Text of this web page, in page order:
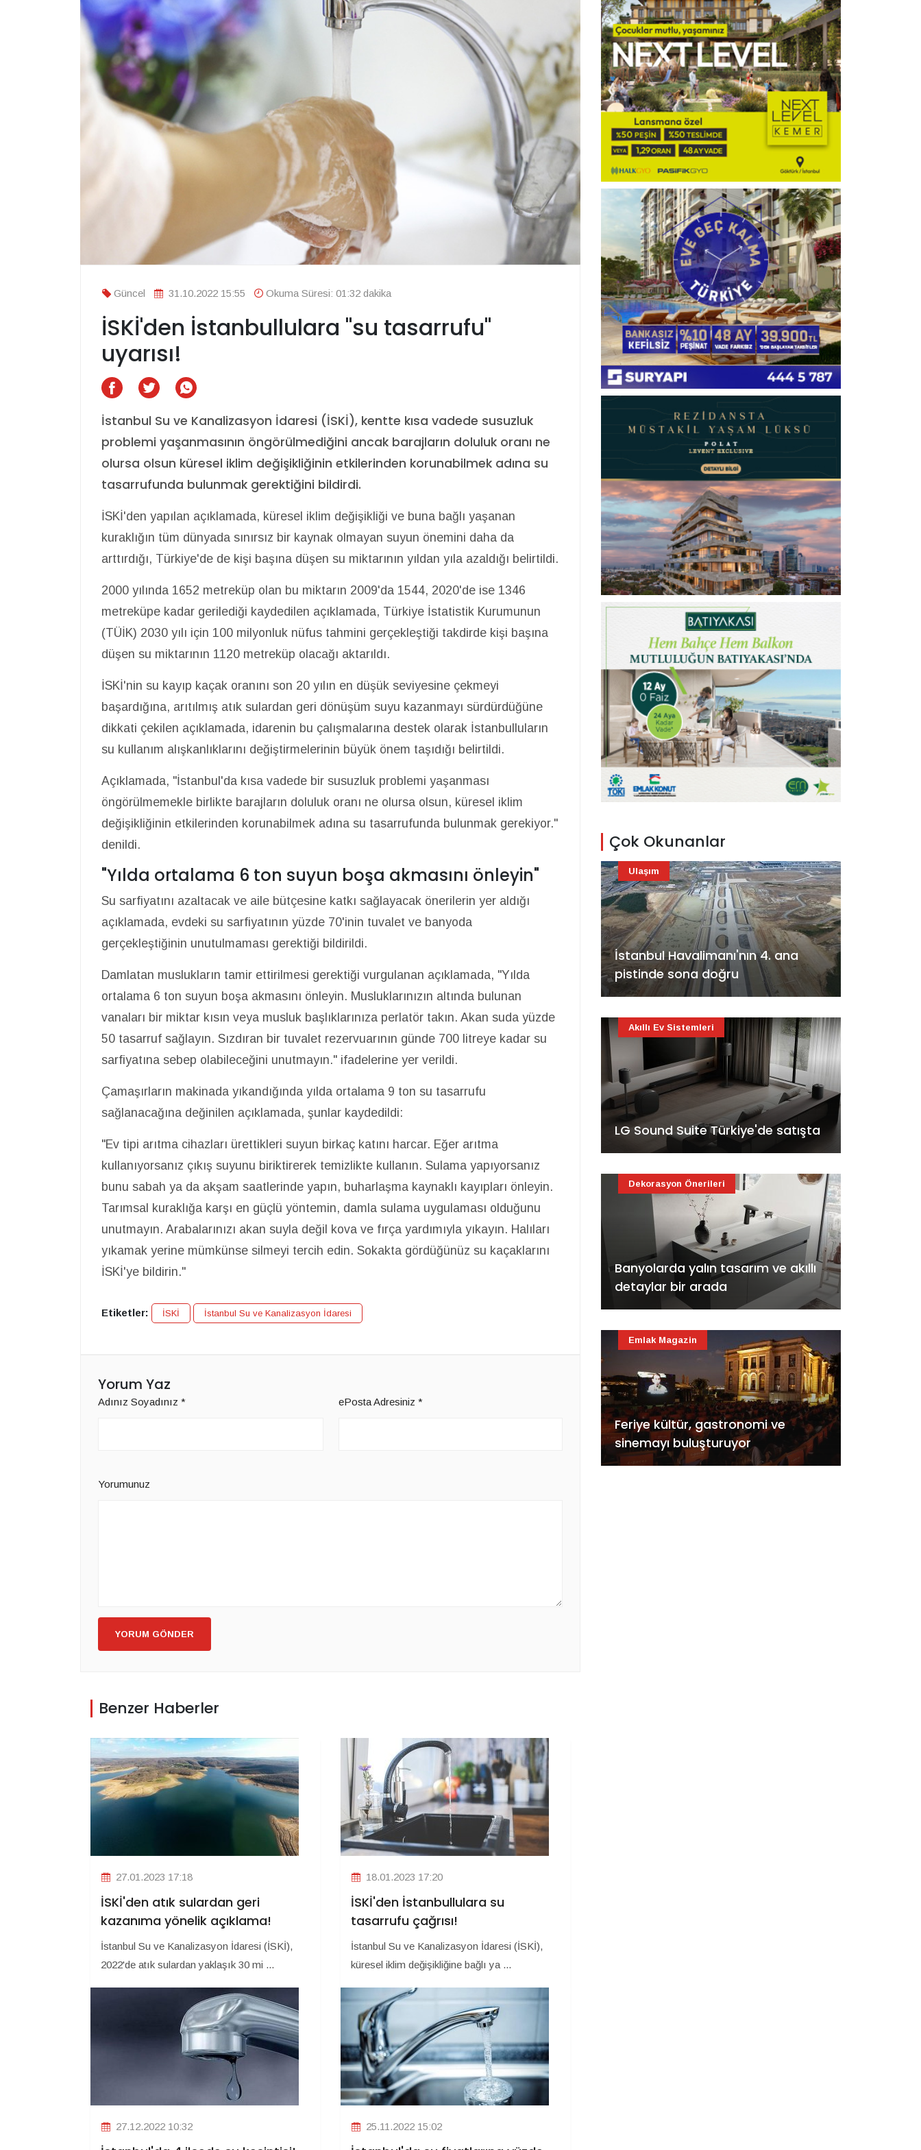
Güncel 31.10.2022 15:55 Okuma Süresi: 01:32 dakika
İSKİ'den İstanbullulara "su tasarrufu"
uyarısı!
İstanbul Su ve Kanalizasyon İdaresi (İSKİ), kentte kısa vadede susuzluk
problemi yaşanmasının öngörülmediğini ancak barajların doluluk oranı ne
olursa olsun küresel iklim değişikliğinin etkilerinden korunabilmek adına su
tasarrufunda bulunmak gerektiğini bildirdi.
İSKİ'den yapılan açıklamada, küresel iklim değişikliği ve buna bağlı yaşanan
kuraklığın tüm dünyada sınırsız bir kaynak olmayan suyun önemini daha da
arttırdığı, Türkiye'de de kişi başına düşen su miktarının yıldan yıla azaldığı belirtildi.
2000 yılında 1652 metreküp olan bu miktarın 2009'da 1544, 2020'de ise 1346
metreküpe kadar gerilediği kaydedilen açıklamada, Türkiye İstatistik Kurumunun
(TÜİK) 2030 yılı için 100 milyonluk nüfus tahmini gerçekleştiği takdirde kişi başına
düşen su miktarının 1120 metreküp olacağı aktarıldı.
İSKİ'nin su kayıp kaçak oranını son 20 yılın en düşük seviyesine çekmeyi
başardığına, arıtılmış atık sulardan geri dönüşüm suyu kazanmayı sürdürdüğüne
dikkati çekilen açıklamada, idarenin bu çalışmalarına destek olarak İstanbulluların
su kullanım alışkanlıklarını değiştirmelerinin büyük önem taşıdığı belirtildi.
Açıklamada, "İstanbul'da kısa vadede bir susuzluk problemi yaşanması
öngörülmemekle birlikte barajların doluluk oranı ne olursa olsun, küresel iklim
değişikliğinin etkilerinden korunabilmek adına su tasarrufunda bulunmak gerekiyor."
denildi.
"Yılda ortalama 6 ton suyun boşa akmasını önleyin"
Su sarfiyatını azaltacak ve aile bütçesine katkı sağlayacak önerilerin yer aldığı
açıklamada, evdeki su sarfiyatının yüzde 70'inin tuvalet ve banyoda
gerçekleştiğinin unutulmaması gerektiği bildirildi.
Damlatan muslukların tamir ettirilmesi gerektiği vurgulanan açıklamada, "Yılda
ortalama 6 ton suyun boşa akmasını önleyin. Musluklarınızın altında bulunan
vanaları bir miktar kısın veya musluk başlıklarınıza perlatör takın. Akan suda yüzde
50 tasarruf sağlayın. Sızdıran bir tuvalet rezervuarının günde 700 litreye kadar su
sarfiyatına sebep olabileceğini unutmayın." ifadelerine yer verildi.
Çamaşırların makinada yıkandığında yılda ortalama 9 ton su tasarrufu
sağlanacağına değinilen açıklamada, şunlar kaydedildi:
"Ev tipi arıtma cihazları ürettikleri suyun birkaç katını harcar. Eğer arıtma
kullanıyorsanız çıkış suyunu biriktirerek temizlikte kullanın. Sulama yapıyorsanız
bunu sabah ya da akşam saatlerinde yapın, buharlaşma kaynaklı kayıpları önleyin.
Tarımsal kuraklığa karşı en güçlü yöntemin, damla sulama uygulaması olduğunu
unutmayın. Arabalarınızı akan suyla değil kova ve fırça yardımıyla yıkayın. Halıları
yıkamak yerine mümkünse silmeyi tercih edin. Sokakta gördüğünüz su kaçaklarını
İSKİ'ye bildirin."
Etiketler: İSKİ İstanbul Su ve Kanalizasyon İdaresi
Yorum Yaz
Adınız Soyadınız * ePosta Adresiniz *
Yorumunuz
YORUM GÖNDER
Benzer Haberler
27.01.2023 17:18
İSKİ'den atık sulardan geri
kazanıma yönelik açıklama!
İstanbul Su ve Kanalizasyon İdaresi (İSKİ),
2022'de atık sulardan yaklaşık 30 mi ...
18.01.2023 17:20
İSKİ'den İstanbullulara su
tasarrufu çağrısı!
İstanbul Su ve Kanalizasyon İdaresi (İSKİ),
küresel iklim değişikliğine bağlı ya ...
27.12.2022 10:32 25.11.2022 15:02
Çok Okunanlar
İstanbul Havalimanı'nın 4. ana
pistinde sona doğru
Ulaşım
LG Sound Suite Türkiye'de satışta
Akıllı Ev Sistemleri
Banyolarda yalın tasarım ve akıllı
detaylar bir arada
Dekorasyon Önerileri
Feriye kültür, gastronomi ve
sinemayı buluşturuyor
Emlak Magazin